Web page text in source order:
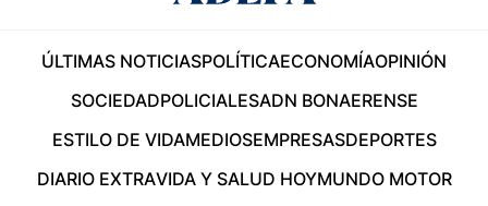
ÚLTIMAS NOTICIASPOLÍTICAECONOMÍAOPINIÓN
SOCIEDADPOLICIALESADN BONAERENSE
ESTILO DE VIDAMEDIOSEMPRESASDEPORTES
DIARIO EXTRAVIDA Y SALUD HOYMUNDO MOTOR